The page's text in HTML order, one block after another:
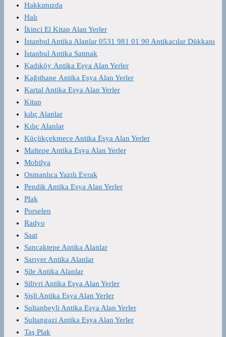
Hakkımızda
Halı
İkinci El Kitap Alan Yerler
İstanbul Antika Alanlar 0531 981 01 90 Antikacılar Dükkanı
İstanbul Antika Satmak
Kadıköy Antika Eşya Alan Yerler
Kağıthane Antika Eşya Alan Yerler
Kartal Antika Eşya Alan Yerler
Kitap
kılıç Alanlar
Kılıç Alanlar
Küçükçekmece Antika Eşya Alan Yerler
Maltepe Antika Eşya Alan Yerler
Mobilya
Osmanlıca Yazılı Evrak
Pendik Antika Eşya Alan Yerler
Plak
Porselen
Radyo
Saat
Sancaktepe Antika Alanlar
Sarıyer Antika Alanlar
Şile Antika Alanlar
Silivri Antika Eşya Alan Yerler
Şişli Antika Eşya Alan Yerler
Sultanbeyli Antika Eşya Alan Yerler
Sultangazi Antika Eşya Alan Yerler
Taş Plak